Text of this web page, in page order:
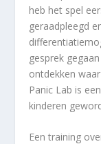
heb het spel
geraadpleegd
gesprek
ontdekken
Panic Lab is
kinderen
Een training